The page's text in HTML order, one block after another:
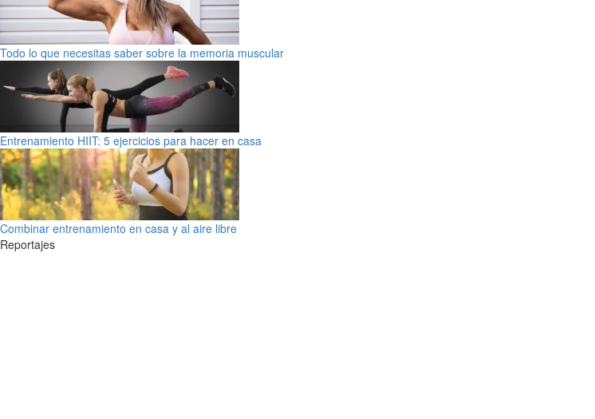
Todo lo que necesitas saber sobre la memoria muscular
Entrenamiento HIIT: 5 ejercicios para hacer en casa
Combinar entrenamiento en casa y al aire libre
Reportajes